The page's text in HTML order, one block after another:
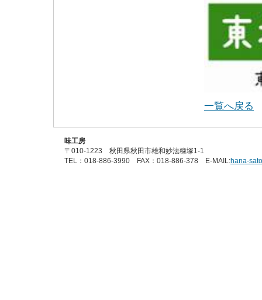
一覧へ戻る
味工房
〒010-1223 秋田県秋田市雄和妙法糠塚1-1
TEL：018-886-3990 FAX：018-886-378 E-MAIL:hana-